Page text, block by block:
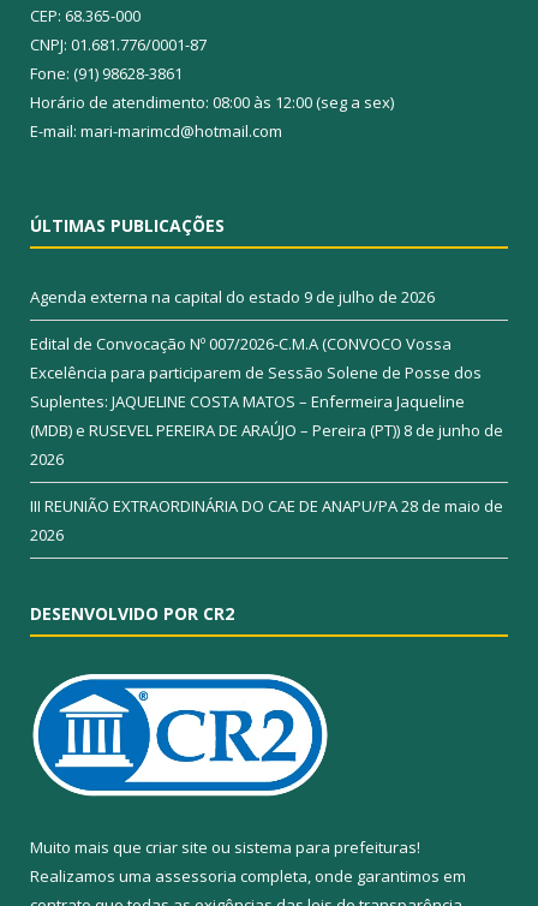
CEP: 68.365-000
CNPJ: 01.681.776/0001-87
Fone: (91) 98628-3861
Horário de atendimento: 08:00 às 12:00 (seg a sex)
E-mail: mari-marimcd@hotmail.com
ÚLTIMAS PUBLICAÇÕES
Agenda externa na capital do estado 9 de julho de 2026
Edital de Convocação Nº 007/2026-C.M.A (CONVOCO Vossa
Excelência para participarem de Sessão Solene de Posse dos
Suplentes: JAQUELINE COSTA MATOS – Enfermeira Jaqueline
(MDB) e RUSEVEL PEREIRA DE ARAÚJO – Pereira (PT)) 8 de junho de
2026
III REUNIÃO EXTRAORDINÁRIA DO CAE DE ANAPU/PA28 de maio de
2026
DESENVOLVIDO POR CR2
Muito mais que criar site ou sistema para prefeituras!
Realizamos uma assessoria completa, onde garantimos em